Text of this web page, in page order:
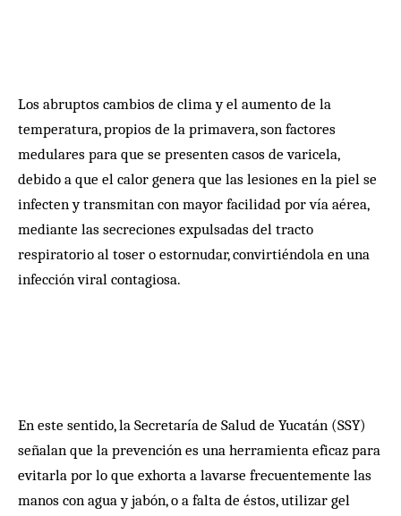
Los abruptos cambios de clima y el aumento de la
temperatura, propios de la primavera, son factores
medulares para que se presenten casos de varicela,
debido a que el calor genera que las lesiones en la piel se
infecten y transmitan con mayor facilidad por vía aérea,
mediante las secreciones expulsadas del tracto
respiratorio al toser o estornudar, convirtiéndola en una
infección viral contagiosa.
En este sentido, la Secretaría de Salud de Yucatán (SSY)
señalan que la prevención es una herramienta eficaz para
evitarla por lo que exhorta a lavarse frecuentemente las
manos con agua y jabón, o a falta de éstos, utilizar gel